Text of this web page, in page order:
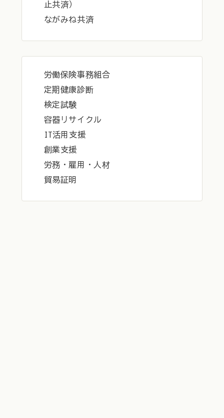
止共済）
ながみね共済
労働保険事務組合
定期健康診断
検定試験
容器リサイクル
IT活用支援
創業支援
労務・雇用・人材
貿易証明